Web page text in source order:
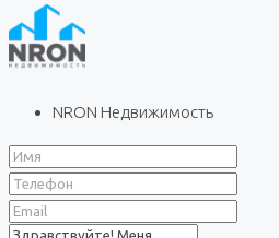
NRON Недвижимость